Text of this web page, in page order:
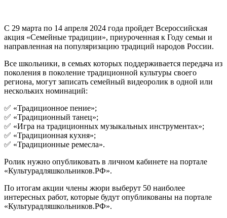
С 29 марта по 14 апреля 2024 года пройдет Всероссийская
акция «Семейные традиции», приуроченная к Году семьи и
направленная на популяризацию традиций народов России.
Все школьники, в семьях которых поддерживается передача из
поколения в поколение традиционной культуры своего
региона, могут записать семейный видеоролик в одной или
нескольких номинаций:
✅ «Традиционное пение»;
✅ «Традиционный танец»;
✅ «Игра на традиционных музыкальных инструментах»;
✅ «Традиционная кухня»;
✅ «Традиционные ремесла».
Ролик нужно опубликовать в личном кабинете на портале
«Культурадляшкольников.РФ».
По итогам акции члены жюри выберут 50 наиболее
интересных работ, которые будут опубликованы на портале
«Культурадляшкольников.РФ».